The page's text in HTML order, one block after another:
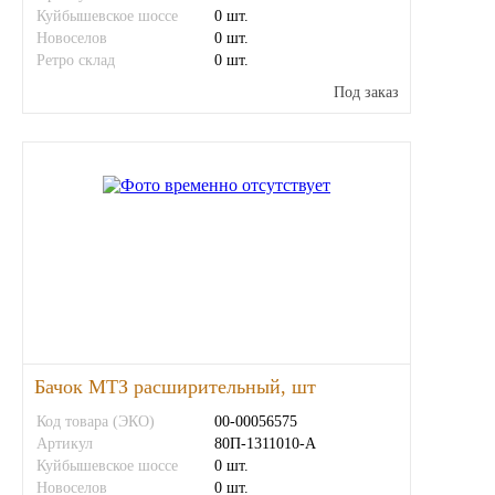
ЯМЗ
Свечи
Лампы
Куйбышевское шоссе
0 шт.
Новоселов
0 шт.
Ретро склад
0 шт.
Под заказ
Бачок МТЗ расширительный, шт
Код товара (ЭКО)
00-00056575
Артикул
80П-1311010-А
Куйбышевское шоссе
0 шт.
Новоселов
0 шт.